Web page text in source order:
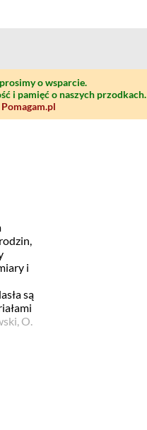
o wsparcie.
i pamięć o naszych przodkach.
i
są
O.